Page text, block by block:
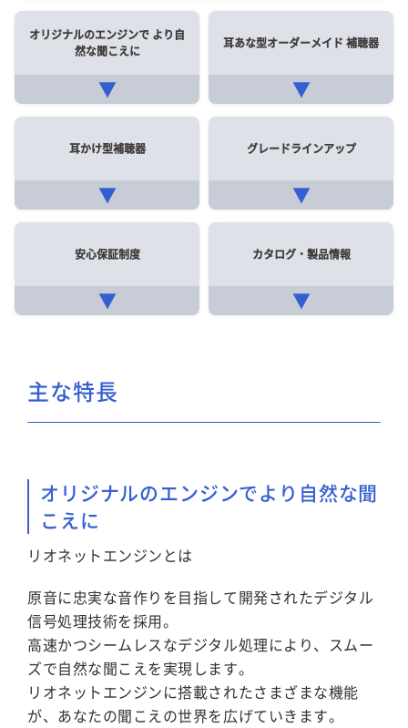
オリジナルのエンジンで より自
然な聞こえに
▼
耳あな型オーダーメイド 補聴器
▼
耳かけ型補聴器
▼
グレードラインアップ
▼
安心保証制度
▼
カタログ・製品情報
▼
主な特長
オリジナルのエンジンでより自然な聞
こえに
リオネットエンジンとは
原音に忠実な音作りを目指して開発されたデジタル
信号処理技術を採用。
高速かつシームレスなデジタル処理により、スムー
ズで自然な聞こえを実現します。
リオネットエンジンに搭載されたさまざまな機能
が、あなたの聞こえの世界を広げていきます。